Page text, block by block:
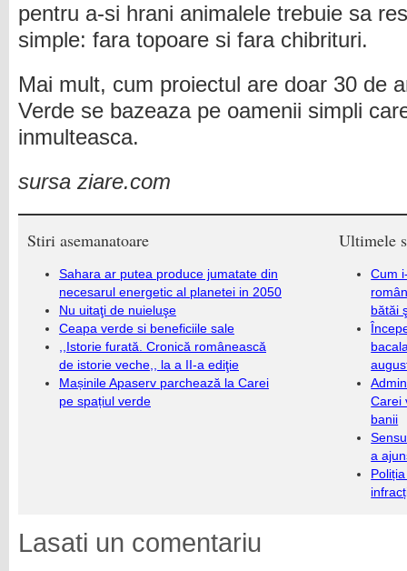
pentru a-si hrani animalele trebuie sa
simple: fara topoare si fara chibrituri.
Mai mult, cum proiectul are doar 30 de
Verde se bazeaza pe oamenii simpli
inmulteasca.
sursa ziare.com
Stiri asemanatoare
Sahara ar putea produce jumatate din
necesarul energetic al planetei in 2050
Nu uitaţi de nuieluşe
Ceapa verde si beneficiile sale
,,Istorie furată. Cronică românească
de istorie veche,, la a II-a ediţie
Mașinile Apaserv parchează la Carei
pe spațiul verde
Ultimele
Cum
bătăi
Carei
banii
a
Lasati un comentariu